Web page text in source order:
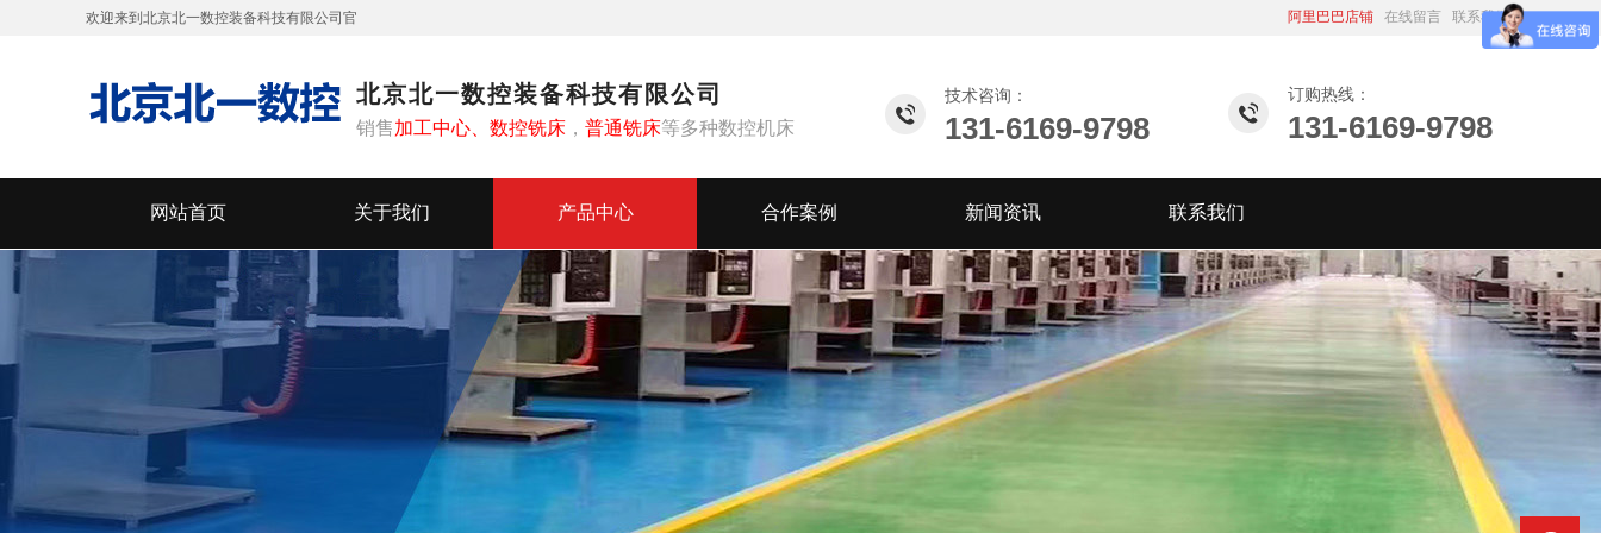
技术咨询：
131-6169-9798
订购热线：
131-6169-9798
北京北一数控装备科技有限公司
销售加工中心、 数控铣床 ， 普通铣床等多种数控机床
欢迎来到北京北一数控装备科技有限公司 官
阿里巴巴店铺 在线留言 联系我们
网站首页 关于我们 产品中心 合作案例 新闻资讯 联系我们